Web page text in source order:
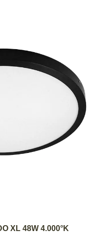
CARRITO
XL 48W 4.000°K